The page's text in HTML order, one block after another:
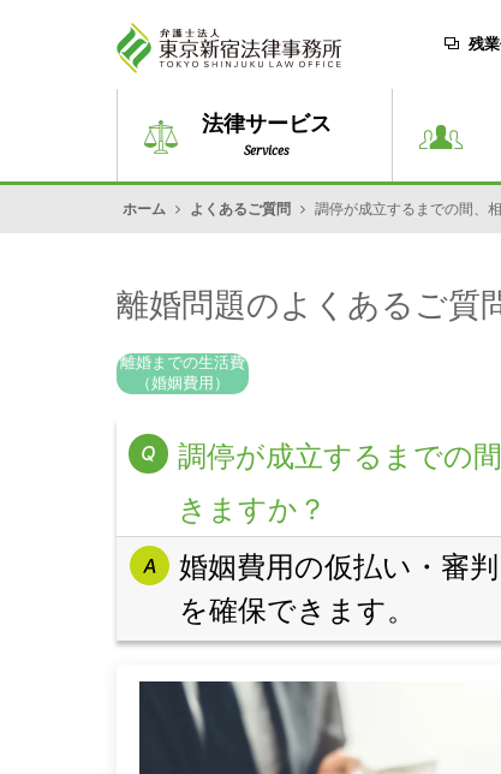
残
法律サービス
Services
ホーム よくあるご質問 調停が成立するまでの間、
離婚問題のよくあるご質
離婚までの生活費
（婚姻費用）
調停が成立するまでの
きますか？
婚姻費用の仮払い・審
を確保できます。